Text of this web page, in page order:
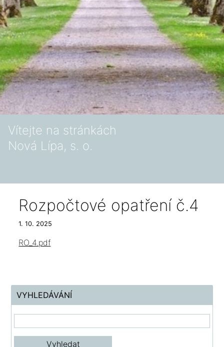
Vítejte na stránkách
Nová Lípa, s. o.
Rozpočtové opatření č.4
1. 10. 2025
RO_4.pdf
VYHLEDÁVÁNÍ